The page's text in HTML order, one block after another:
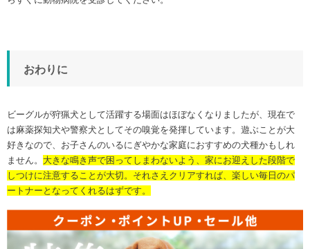
おわりに
ビーグルが狩猟犬として活躍する場面はほぼなくなりましたが、現在で
は麻薬探知犬や警察犬としてその嗅覚を発揮しています。遊ぶことが大
好きなので、お子さんのいるにぎやかな家庭におすすめの犬種かもしれ
ません。 大きな鳴き声で困ってしまわないよう、家にお迎えした段階で
しつけに注意することが大切。それさえクリアすれば、楽しい毎日のパ
ートナーとなってくれるはずです。